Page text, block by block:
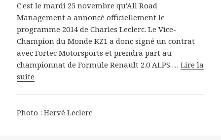
C'est le mardi 25 novembre qu'All Road
Management a annoncé officiellement le
programme 2014 de Charles Leclerc.Le Vice-
Champion du Monde KZ1 a donc signé un contrat
avec Fortec Motorsports et prendra part au
championnat de Formule Renault 2.0 ALPS.…Lire la
suite
Photo : Hervé Leclerc